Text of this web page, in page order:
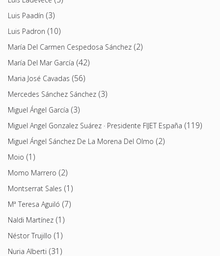
Luis Paadín (3)
Luis Padron (10)
María Del Carmen Cespedosa Sánchez (2)
María Del Mar García (42)
Maria José Cavadas (56)
Mercedes Sánchez Sánchez (3)
Miguel Ángel García (3)
Miguel Angel Gonzalez Suárez · Presidente FIJET España (119)
Miguel Ángel Sánchez De La Morena Del Olmo (2)
Moio (1)
Momo Marrero (2)
Montserrat Sales (1)
Mª Teresa Aguiló (7)
Naldi Martínez (1)
Néstor Trujillo (1)
Nuria Alberti (31)